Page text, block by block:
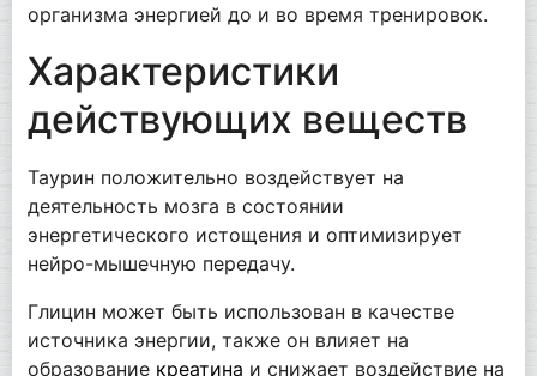
организма энергией до и во время тренировок.
Характеристики
действующих веществ
Таурин положительно воздействует на
деятельность мозга в состоянии
энергетического истощения и оптимизирует
нейро-мышечную передачу.
Глицин может быть использован в качестве
источника энергии, также он влияет на
образование креатина и снижает воздействие на